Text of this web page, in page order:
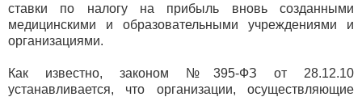
ставки по налогу на прибыль вновь созданными
медицинскими и образовательными учреждениями и
организациями.
Как известно, законом №395-ФЗ от 28.12.10
устанавливается, что организации, осуществляющие